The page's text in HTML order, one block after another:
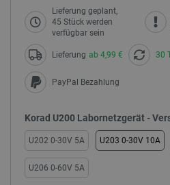
Lieferung geplant,
45 Stück werden
verfügbar sein
Lieferung ab 4,99 € 30
PayPal Bezahlung
Korad U200 Labornetzgerät -
U202 0-30V 5A U203 0-30V 10A
U206 0-60V 5A